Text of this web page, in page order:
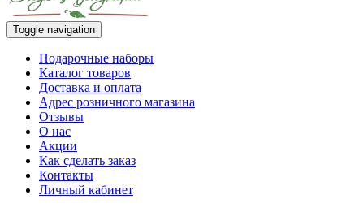
Toggle navigation
Подарочные наборы
Каталог товаров
Доставка и оплата
Адрес розничного магазина
Отзывы
О нас
Акции
Как сделать заказ
Контакты
Личный кабинет